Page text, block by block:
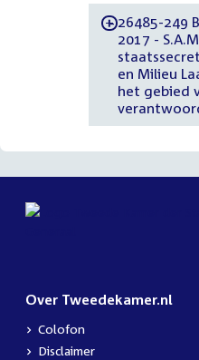
-26485-249
2017 -
en Milieu
het gebied
Over Tweedekamer.nl
Colofon
Disclaimer